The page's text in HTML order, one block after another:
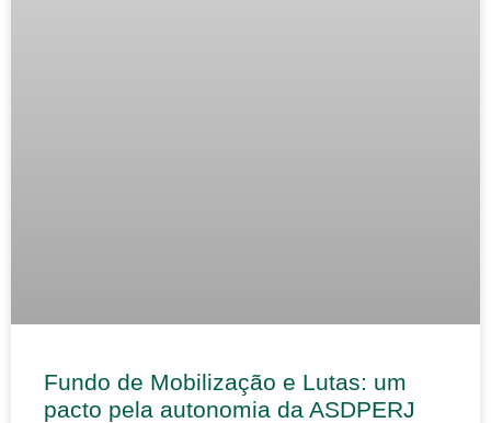
Fundo de Mobilização e Lutas: um
pacto pela autonomia da ASDPERJ